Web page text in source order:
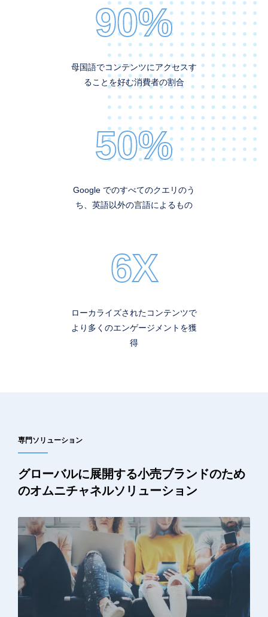
90%
母国語でコンテンツにアクセスす
ることを好む消費者の割合
50%
Google でのすべてのクエリのう
ち、英語以外の言語によるもの
6X
ローカライズされたコンテンツで
より多くのエンゲージメントを獲
得
専門ソリューション
グローバルに展開する小売ブランドのため
のオムニチャネルソリューション